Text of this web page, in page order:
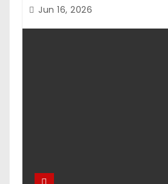
Jun 16, 2026